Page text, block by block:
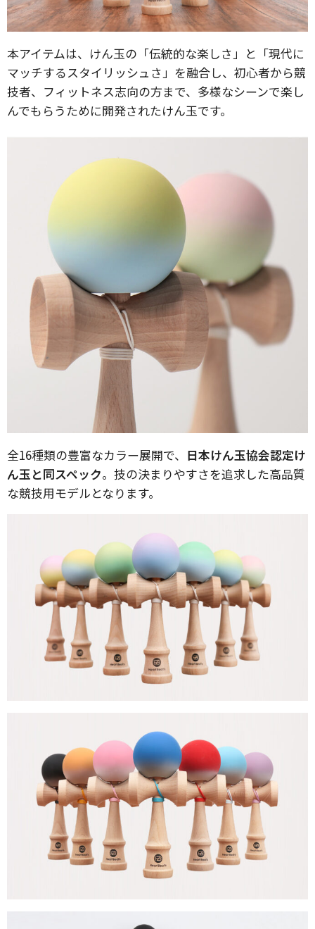
本アイテムは、けん玉の「伝統的な楽しさ」と「現代に
マッチするスタイリッシュさ」を融合し、初心者から競
技者、フィットネス志向の方まで、多様なシーンで楽し
んでもらうために開発されたけん玉です。
全16種類の豊富なカラー展開で、 日本けん玉協会認定け
ん玉と同スペック。技の決まりやすさを追求した高品質
な競技用モデルとなります。